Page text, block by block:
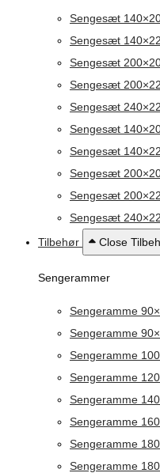
Sengesæt
Sengesæt
Sengesæt
Sengesæt
Sengesæt
Sengesæt
Sengesæt
Sengesæt
Sengesæt
Sengesæt
Tilbehør
Close
Sengerammer
Sengeramme
Sengeramme
Sengeramme
Sengeramme
Sengeramme
Sengeramme
Sengeramme
Sengeramme